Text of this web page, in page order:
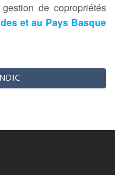
de copropriétés
et au Pays Basque